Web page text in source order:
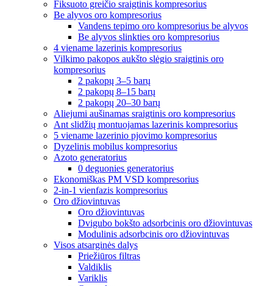
Fiksuoto greičio sraigtinis kompresorius
Be alyvos oro kompresorius
Vandens tepimo oro kompresorius be alyvos
Be alyvos slinkties oro kompresorius
4 viename lazerinis kompresorius
Vilkimo pakopos aukšto slėgio sraigtinis oro
kompresorius
2 pakopų 3–5 barų
2 pakopų 8–15 barų
2 pakopų 20–30 barų
Aliejumi aušinamas sraigtinis oro kompresorius
Ant slidžių montuojamas lazerinis kompresorius
5 viename lazerinio pjovimo kompresorius
Dyzelinis mobilus kompresorius
Azoto generatorius
0 deguonies generatorius
Ekonomiškas PM VSD kompresorius
2-in-1 vienfazis kompresorius
Oro džiovintuvas
Oro džiovintuvas
Dvigubo bokšto adsorbcinis oro džiovintuvas
Modulinis adsorbcinis oro džiovintuvas
Visos atsarginės dalys
Priežiūros filtras
Valdiklis
Variklis